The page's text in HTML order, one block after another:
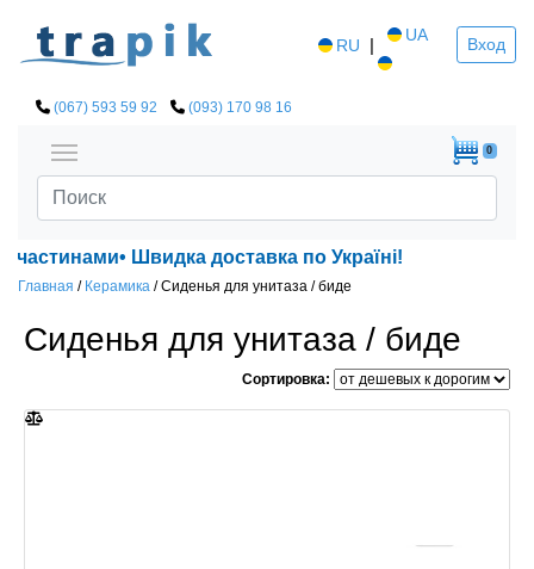
RU | UA Вход
(067) 593 59 92 (093) 170 98 16
0
Швидка доставка по Україні!
Главная / Керамика /Сиденья для унитаза / биде
Сиденья для унитаза / биде
Сортировка: